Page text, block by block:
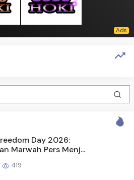
Day 2026:
Marwah Pers Menj...
419